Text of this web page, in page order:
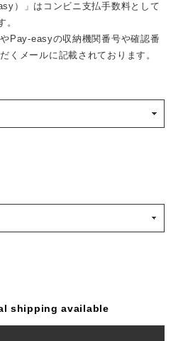
）」はコンビニ支払手数料として
。
Pay-easyの収納機関番号や確認番
くメールに記載されております。
shipping available